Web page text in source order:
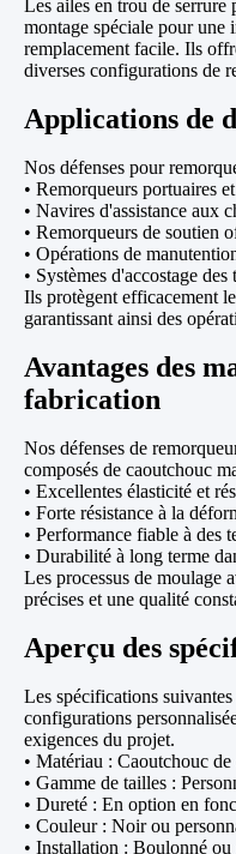
Les ailes en trou de
montage spéciale pour une
remplacement facile. Ils
diverses configurations de
Applications de
Nos défenses pour
• Remorqueurs portuaires
• Navires d'assistance aux
• Remorqueurs de soutien
• Opérations de
• Systèmes d'accostage
Ils protègent efficacement
garantissant ainsi des
Avantages des
fabrication
Nos défenses de
composés de caoutchouc
• Excellentes élasticité et
• Forte résistance à la
• Performance fiable à des
• Durabilité à long terme
Les processus de moulage
précises et une qualité
Aperçu des
Les spécifications
configurations
exigences du projet.
• Matériau : Caoutchouc
• Gamme de tailles :
• Dureté : En option en
• Couleur : Noir ou
• Installation : Boulonné ou